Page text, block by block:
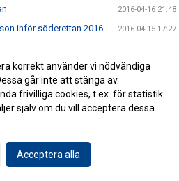
2016-04-16 21:48
inför söderettan 2016 2016-04-15 17:27
2016-04-10 17:00
2016-04-01 14:59
korrekt använder vi nödvändiga
går inte att stänga av.
frivilliga cookies, t.ex. för statistik
själv om du vill acceptera dessa.
Acceptera alla